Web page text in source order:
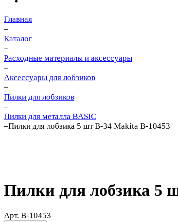
Главная
–
Каталог
–
Расходные материалы и аксессуары
–
Аксессуары для лобзиков
–
Пилки для лобзиков
–
Пилки для металла BASIC
–Пилки для лобзика 5 шт B-34 Makita B-10453
Пилки для лобзика 5
Арт. B-10453